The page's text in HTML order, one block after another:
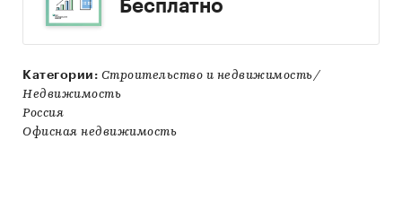
Бесплатно
Категории: Строительство и недвижимость/
Недвижимость
Россия
Офисная недвижимость